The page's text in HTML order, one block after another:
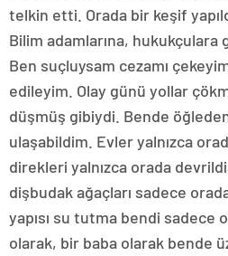
telkin etti. Orada bir keşif
Bilim adamlarına, hukukçulara
Ben suçluysam cezamı
edileyim. Olay günü yollar
düşmüş gibiydi. Bende
ulaşabildim. Evler yalnızca
direkleri yalnızca orada
dişbudak ağaçları sadece
yapısı su tutma bendi sadece
olarak, bir baba olarak bende